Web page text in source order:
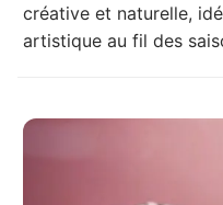
créative et naturelle,
artistique au fil des